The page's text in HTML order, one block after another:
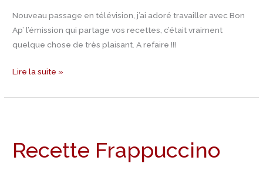
Nouveau passage en télévision, j’ai adoré travailler avec Bon
Ap’ l’émission qui partage vos recettes, c’était vraiment
quelque chose de très plaisant. A refaire !!!
Lire la suite »
Recette Frappuccino